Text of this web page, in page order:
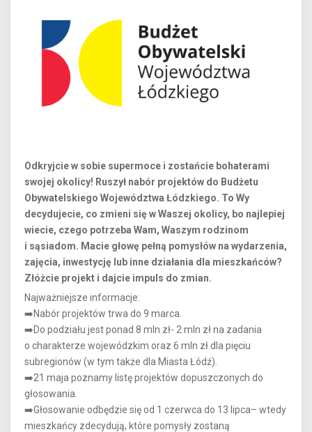
Odkryjcie w sobie supermoce i zostańcie bohaterami
swojej okolicy! Ruszył nabór projektów do Budżetu
Obywatelskiego Województwa Łódzkiego. To Wy
decydujecie, co zmieni się w Waszej okolicy, bo najlepiej
wiecie, czego potrzeba Wam, Waszym rodzinom
i sąsiadom. Macie głowę pełną pomysłów na wydarzenia,
zajęcia, inwestycję lub inne działania dla mieszkańców?
Złóżcie projekt i dajcie impuls do zmian.
Najważniejsze informacje:
➡️Nabór projektów trwa do 9 marca.
➡️Do podziału jest ponad 8 mln zł- 2 mln zł na zadania
o charakterze wojewódzkim oraz 6 mln zł dla pięciu
subregionów (w tym także dla Miasta Łódź).
➡️21 maja poznamy listę projektów dopuszczonych do
głosowania.
➡️Głosowanie odbędzie się od 1 czerwca do 13 lipca– wtedy
mieszkańcy zdecydują, które pomysły zostaną